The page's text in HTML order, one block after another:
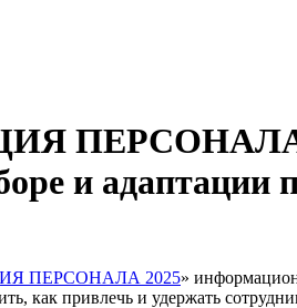
ПЕРСОНАЛА
и адаптации
ПЕРСОНАЛА 2025»
как привлечь и удержать